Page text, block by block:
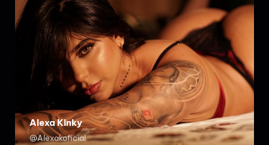
Alexa Kinky
@Alexakoficial